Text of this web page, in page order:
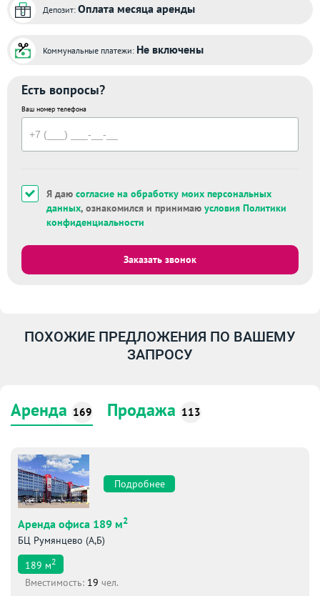
Депозит: Оплата месяца аренды
Коммунальные платежи: Не включены
Есть вопросы?
Ваш номер телефона
Я даю согласие на обработку моих персональных
данных, ознакомился и принимаю условия Политики
конфиденциальности
Заказать звонок
ПОХОЖИЕ ПРЕДЛОЖЕНИЯ ПО ВАШЕМУ
ЗАПРОСУ
Аренда 169 Продажа 113
Подробнее
Аренда офиса 189 м2
БЦ Румянцево (А,Б)
189 м2
Вместимоcть: 19 чел.